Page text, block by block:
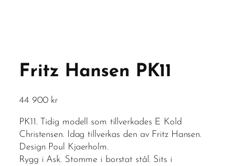
Fritz Hansen PK11
44 900 kr
PK11. Tidig modell som tillverkades E Kold
Christensen. Idag tillverkas den av Fritz Hansen.
Design Poul Kjaerholm.
Rygg i Ask. Stomme i borstat stål. Sits i